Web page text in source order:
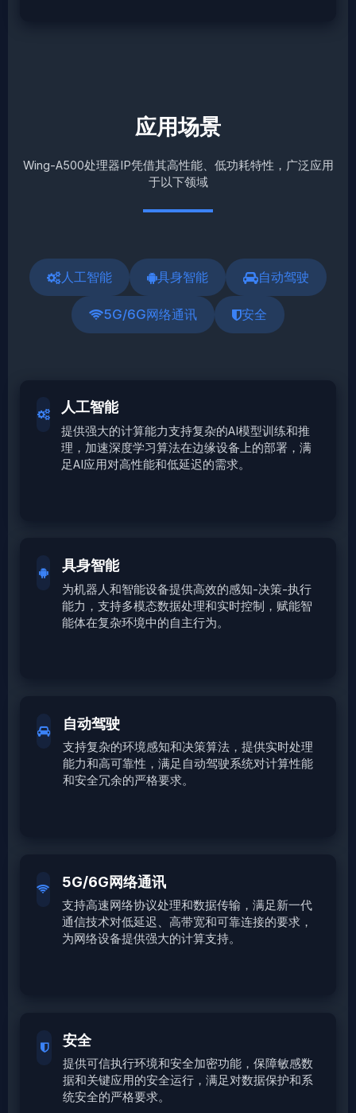
应用场景
Wing-A500处理器IP凭借其高性能、低功耗特性，广泛应用
于以下领域
人工智能 具身智能 自动驾驶
5G/6G网络通讯 安全
人工智能
提供强大的计算能力支持复杂的AI模型训练和推
理，加速深度学习算法在边缘设备上的部署，满
足AI应用对高性能和低延迟的需求。
具身智能
为机器人和智能设备提供高效的感知-决策-执行
能力，支持多模态数据处理和实时控制，赋能智
能体在复杂环境中的自主行为。
自动驾驶
支持复杂的环境感知和决策算法，提供实时处理
能力和高可靠性，满足自动驾驶系统对计算性能
和安全冗余的严格要求。
5G/6G网络通讯
支持高速网络协议处理和数据传输，满足新一代
通信技术对低延迟、高带宽和可靠连接的要求，
为网络设备提供强大的计算支持。
安全
提供可信执行环境和安全加密功能，保障敏感数
据和关键应用的安全运行，满足对数据保护和系
统安全的严格要求。